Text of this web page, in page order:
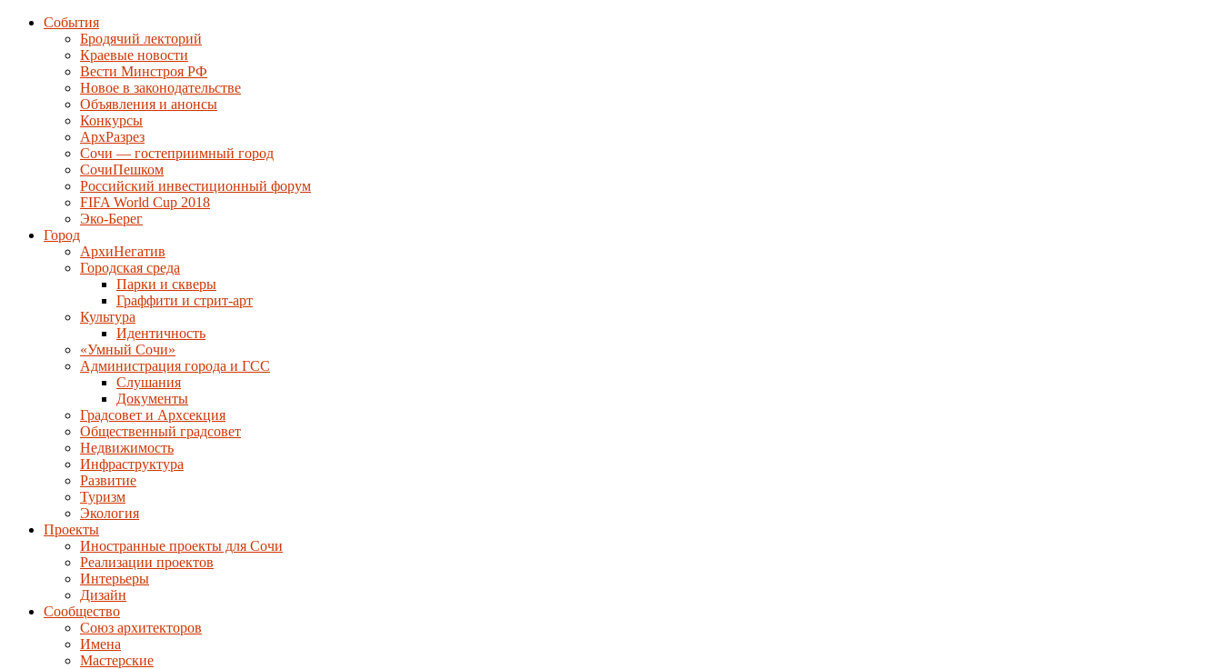
События
Бродячий лекторий
Краевые новости
Вести Минстроя РФ
Новое в законодательстве
Объявления и анонсы
Конкурсы
АрхРазрез
Сочи — гостеприимный город
СочиПешком
Российский инвестиционный форум
FIFA World Cup 2018
Эко-Берег
Город
АрхиНегатив
Городская среда
Парки и скверы
Граффити и стрит-арт
Культура
Идентичность
«Умный Сочи»
Администрация города и ГСС
Слушания
Документы
Градсовет и Архсекция
Общественный градсовет
Недвижимость
Инфраструктура
Развитие
Туризм
Экология
Проекты
Иностранные проекты для Сочи
Реализации проектов
Интерьеры
Дизайн
Сообщество
Союз архитекторов
Имена
Мастерские